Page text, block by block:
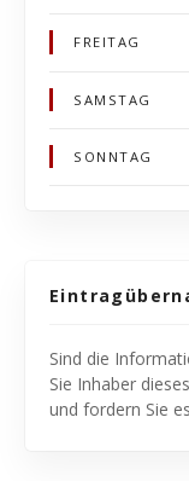
FREITAG
SAMSTAG
SONNTAG
Sind die
Sie Inhaber
und fordern Sie